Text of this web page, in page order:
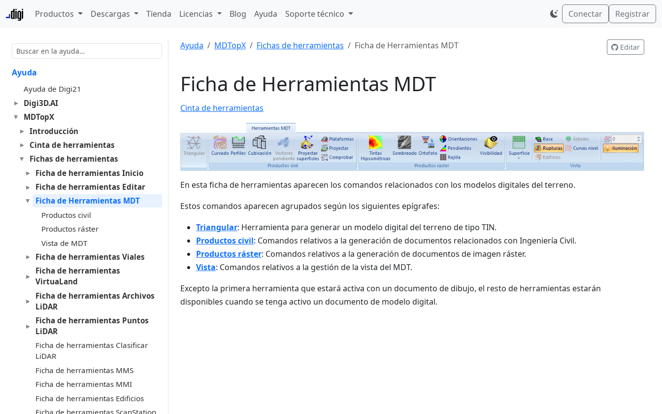
Productos Descargas Tienda Licencias Blog Ayuda Soporte técnico Conectar Registrar
Ayuda
Ayuda de Digi21
Digi3D.AI
MDTopX
Introducción
Cinta de herramientas
Fichas de herramientas
Ficha de herramientas Inicio
Ficha de herramientas Editar
Ficha de Herramientas MDT
Productos civil
Productos ráster
Vista de MDT
Ficha de herramientas Viales
Ficha de herramientas
VirtuaLand
Ficha de herramientas Archivos
LiDAR
Ficha de herramientas Puntos
LiDAR
Ficha de herramientas Clasificar
LiDAR
Ficha de herramientas MMS
Ficha de herramientas MMI
Ficha de herramientas Edificios
Ficha de herramientas ScanStation
Ayuda MDTopX Fichas de herramientas Ficha de Herramientas MDT Editar
Ficha de Herramientas MDT
Cinta de herramientas
En esta ficha de herramientas aparecen los comandos relacionados con los modelos digitales del terreno.
Estos comandos aparecen agrupados según los siguientes epígrafes:
Triangular: Herramienta para generar un modelo digital del terreno de tipo TIN.
Productos civil: Comandos relativos a la generación de documentos relacionados con Ingeniería Civil.
Productos ráster: Comandos relativos a la generación de documentos de imagen ráster.
Vista: Comandos relativos a la gestión de la vista del MDT.
Excepto la primera herramienta que estará activa con un documento de dibujo, el resto de herramientas estarán
disponibles cuando se tenga activo un documento de modelo digital.